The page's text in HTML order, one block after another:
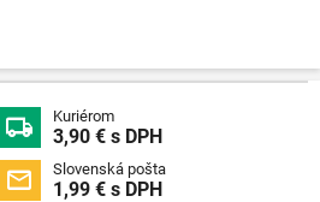
 Kuriérom
3,90 € s DPH
 Slovenská pošta
1,99 € s DPH